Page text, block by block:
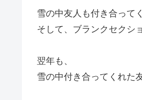
雪の中友人も付き合って
そして、ブランクセクシ
翌年も、
雪の中付き合ってくれた